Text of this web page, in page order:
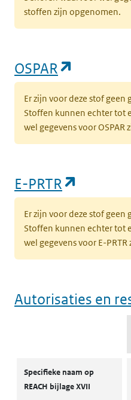
stoffen zijn opgenomen.
OSPAR
Er zijn voor deze stof geen
Stoffen kunnen echter tot
wel gegevens voor
E-PRTR
Er zijn voor deze stof geen
Stoffen kunnen echter tot
wel gegevens voor E-
Autorisaties en
Specifieke naam op
REACH bijlage XVII